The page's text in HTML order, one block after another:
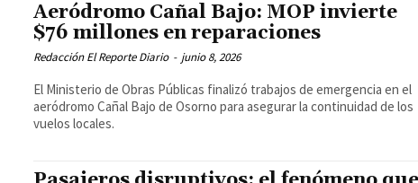
Aeródromo Cañal Bajo: MOP invierte
$76 millones en reparaciones
Redacción El Reporte Diario - junio 8, 2026
El Ministerio de Obras Públicas finalizó trabajos de emergencia en el
aeródromo Cañal Bajo de Osorno para asegurar la continuidad de los
vuelos locales.